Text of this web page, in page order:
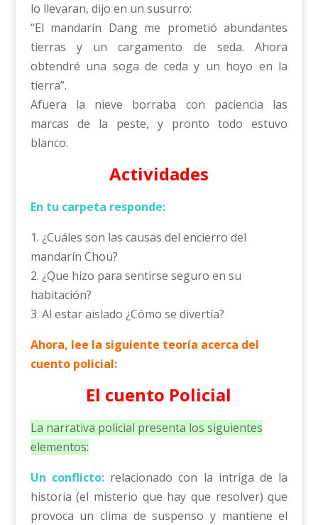
lo llevaran, dijo en un susurro:
“El mandarín Dang me prometió abundantes
tierras y un cargamento de seda. Ahora
obtendré una soga de ceda y un hoyo en la
tierra”.
Afuera la nieve borraba con paciencia las
marcas de la peste, y pronto todo estuvo
blanco.
Actividades
En tu carpeta responde:
1. ¿Cuáles son las causas del encierro del
mandarín Chou?
2. ¿Que hizo para sentirse seguro en su
habitación?
3. Al estar aislado ¿Cómo se divertía?
Ahora, lee la siguiente teoría acerca del
cuento policial:
El cuento Policial
La narrativa policial presenta los siguientes
elementos:
Un conflicto: relacionado con la intriga de la
historia (el misterio que hay que resolver) que
provoca un clima de suspenso y mantiene el